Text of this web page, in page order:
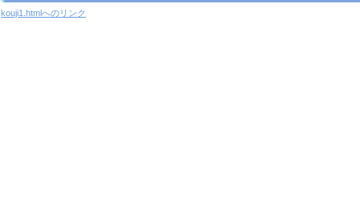
kouji1.htmlへのリンク